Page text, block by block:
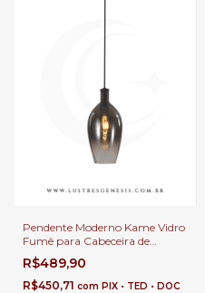
Pendente Moderno Kame Vidro
Fumê para Cabeceira de
Cama, Balcão de Cozinha,
Quartos, Lavabo e Área
Gourmet
R$489,90
R$450,71 com PIX • TED • DOC